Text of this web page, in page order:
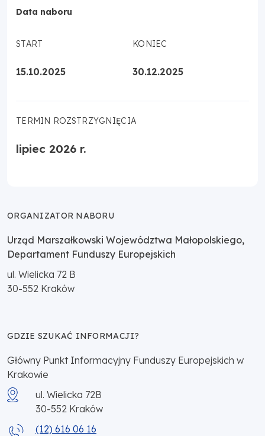
Data naboru
START
15.10.2025
KONIEC
30.12.2025
TERMIN ROZSTRZYGNIĘCIA
lipiec 2026 r.
ORGANIZATOR NABORU
Urząd Marszałkowski Województwa Małopolskiego,
Departament Funduszy Europejskich
ul. Wielicka 72 B
30-552 Kraków
GDZIE SZUKAĆ INFORMACJI?
Główny Punkt Informacyjny Funduszy Europejskich w
Krakowie
ul. Wielicka 72B
30-552 Kraków
(12) 616 06 16